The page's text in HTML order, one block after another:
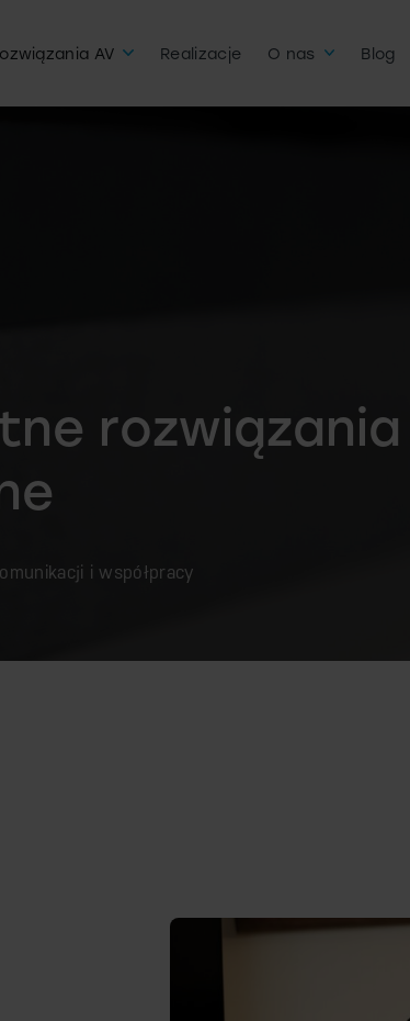
AV Realizacje O nas Blog
rozwiązania
i współpracy